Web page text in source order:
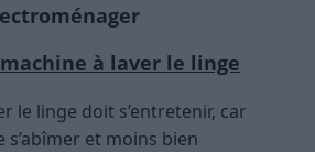
à laver le linge
le linge doit s’entretenir, car
et moins bien